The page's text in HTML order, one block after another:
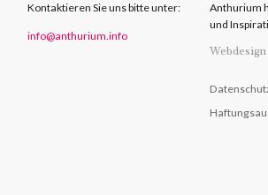
Kontaktieren Sie uns bitte unter:
info@anthurium.info
Anthurium
und